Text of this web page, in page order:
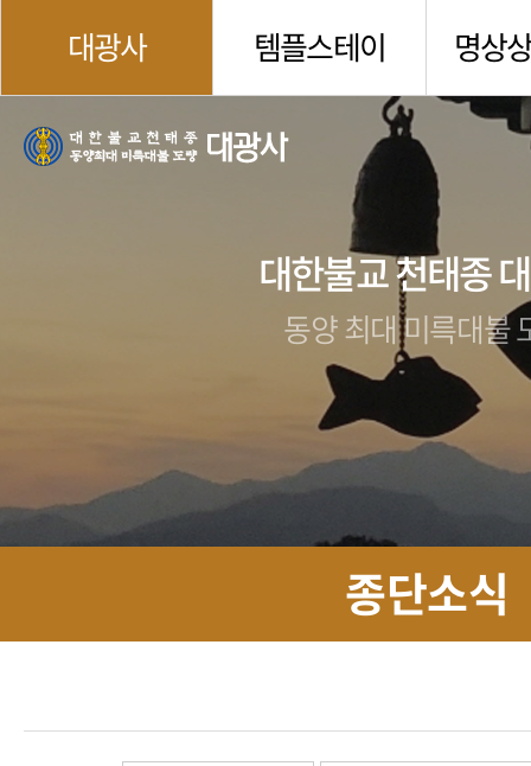
대광사 템플스테이 명상
대한불교 천태종
동양 최대 미륵대불
종단소식